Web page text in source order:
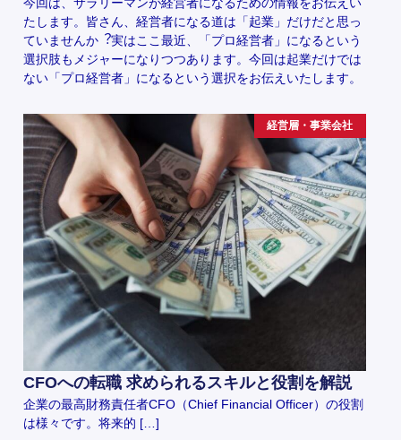
今回は、サラリーマンが経営者になるための情報をお伝えい
たします。皆さん、経営者になる道は「起業」だけだと思っ
ていませんか︖実はここ最近、「プロ経営者」になるという
選択肢もメジャーになりつつあります。今回は起業だけでは
ない「プロ経営者」になるという選択をお伝えいたします。
経営層・事業会社
CFOへの転職 求められるスキルと役割を解説
企業の最高財務責任者CFO（Chief Financial Officer）の役割
は様々です。将来的 […]